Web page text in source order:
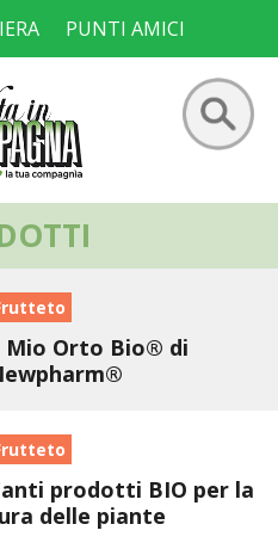
PUNTI AMICI
Mio Orto Bio® di
prodotti BIO per la
delle piante